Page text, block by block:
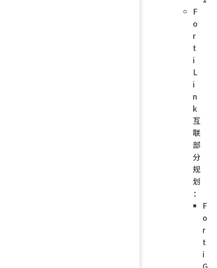
F
o
r
t
i
L
i
n
k
互
联
部
分
规
划
：
F
o
r
t
i